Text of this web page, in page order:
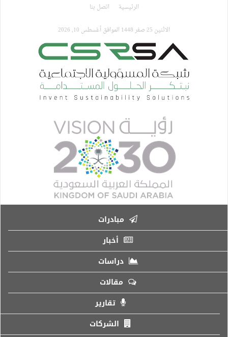
الرئيسية اتصل بنا
الاثنين 25 صفر 1448 الموافق أغسطس 10, 2026
مبادرات
أخبار
دراسات
مقالات
تقارير
الشركات